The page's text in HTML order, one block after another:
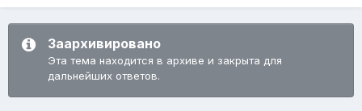
Заархивировано
Эта тема находится в архиве и закрыта для
дальнейших ответов.